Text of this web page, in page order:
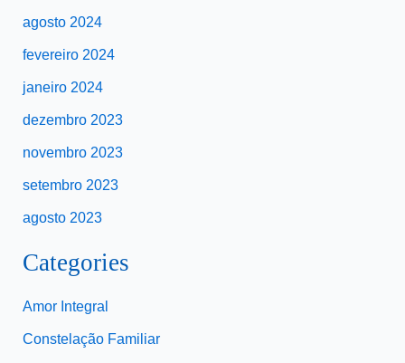
agosto 2024
fevereiro 2024
janeiro 2024
dezembro 2023
novembro 2023
setembro 2023
agosto 2023
Categories
Amor Integral
Constelação Familiar